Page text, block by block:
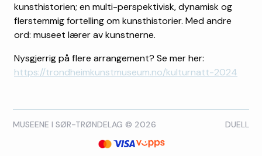
kunsthistorien; en multi-perspektivisk, dynamisk og
flerstemmig fortelling om kunsthistorier. Med andre
ord: museet lærer av kunstnerne.
Nysgjerrig på flere arrangement? Se mer her:
https://trondheimkunstmuseum.no/kulturnatt-2024
MUSEENE I SØR-TRØNDELAG © 2026 DUELL